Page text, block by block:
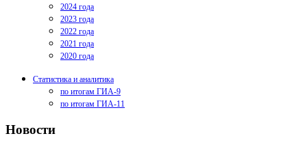
2024 года
2023 года
2022 года
2021 года
2020 года
Статистика и аналитика
по итогам ГИА-9
по итогам ГИА-11
Новости